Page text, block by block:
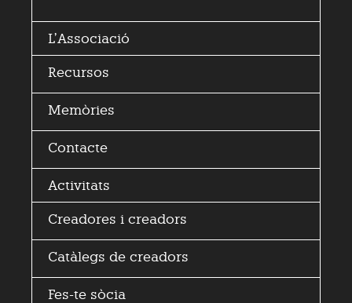
L’Associació
Recursos
Memòries
Contacte
Activitats
Creadores i creadors
Catàlegs de creadors
Fes-te sòcia